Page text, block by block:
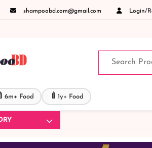
shampoobd.com@gmail.com Login/
সহজে অর্ডার করতে প্রোডাক্ট পেজে
🍼 6m+ Food 🍼 1y+ Food